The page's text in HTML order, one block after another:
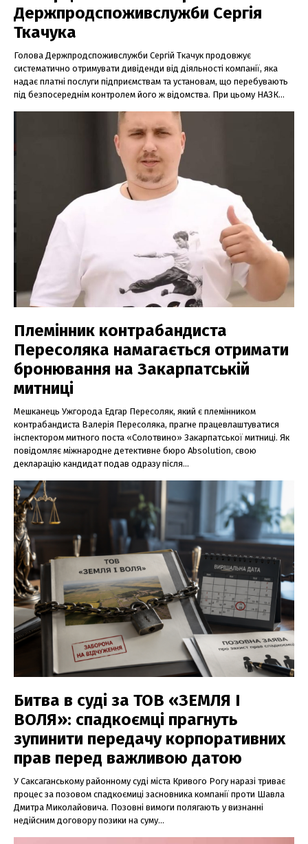
Держпродспоживслужби Сергія
Ткачука
Голова Держпродспоживслужби Сергій Ткачук продовжує
систематично отримувати дивіденди від діяльності компанії, яка
надає платні послуги підприємствам та установам, що перебувають
під безпосереднім контролем його ж відомства. При цьому НАЗК...
Племінник контрабандиста
Пересоляка намагається отримати
бронювання на Закарпатській
митниці
Мешканець Ужгорода Едгар Пересоляк, який є племінником
контрабандиста Валерія Пересоляка, прагне працевлаштуватися
інспектором митного поста «Солотвино» Закарпатської митниці. Як
повідомляє міжнародне детективне бюро Absolution, свою
декларацію кандидат подав одразу після...
Битва в суді за ТОВ «ЗЕМЛЯ І
ВОЛЯ»: спадкоємці прагнуть
зупинити передачу корпоративних
прав перед важливою датою
У Саксаганському районному суді міста Кривого Рогу наразі триває
процес за позовом спадкоємиці засновника компанії проти Шавла
Дмитра Миколайовича. Позовні вимоги полягають у визнанні
недійсним договору позики на суму...